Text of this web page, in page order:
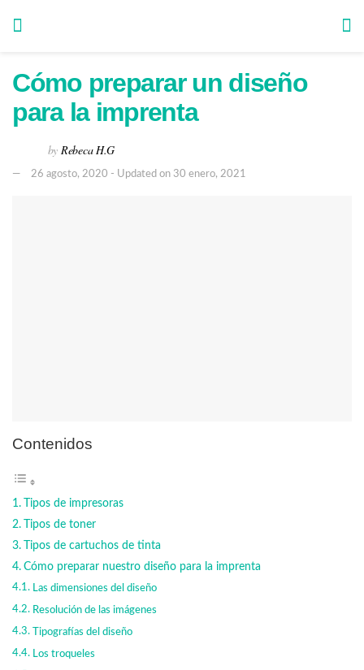
Cómo preparar un diseño
para la imprenta
by Rebeca H.G
26 agosto, 2020 - Updated on 30 enero, 2021
Contenidos
Tipos de impresoras
Tipos de toner
Tipos de cartuchos de tinta
Cómo preparar nuestro diseño para la imprenta
Las dimensiones del diseño
Resolución de las imágenes
Tipografías del diseño
Los troqueles